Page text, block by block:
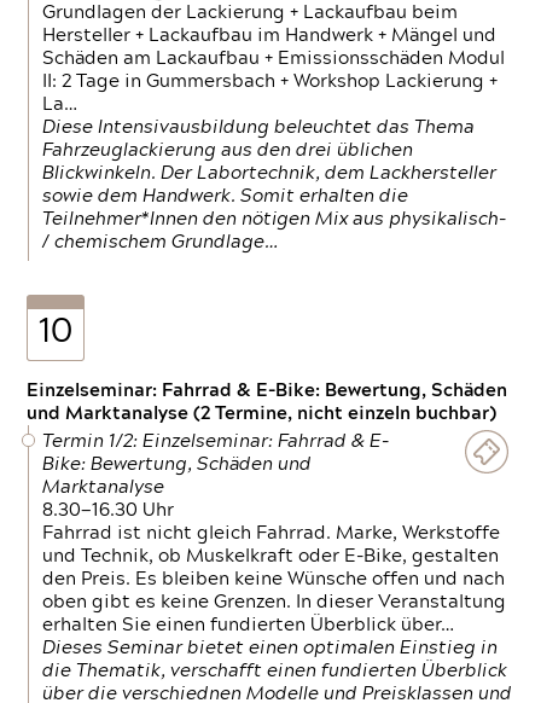
Grundlagen der Lackierung + Lackaufbau beim
Hersteller + Lackaufbau im Handwerk + Mängel und
Schäden am Lackaufbau + Emissionsschäden Modul
II: 2 Tage in Gummersbach + Workshop Lackierung +
La…
Diese Intensivausbildung beleuchtet das Thema
Fahrzeuglackierung aus den drei üblichen
Blickwinkeln. Der Labortechnik, dem Lackhersteller
sowie dem Handwerk. Somit erhalten die
Teilnehmer*Innen den nötigen Mix aus physikalisch-
/ chemischem Grundlage…
10
Einzelseminar: Fahrrad & E-Bike: Bewertung, Schäden
und Marktanalyse (2 Termine, nicht einzeln buchbar)
Termin 1/2: Einzelseminar: Fahrrad & E-
Bike: Bewertung, Schäden und
Marktanalyse
8.30—16.30 Uhr
Fahrrad ist nicht gleich Fahrrad. Marke, Werkstoffe
und Technik, ob Muskelkraft oder E-Bike, gestalten
den Preis. Es bleiben keine Wünsche offen und nach
oben gibt es keine Grenzen. In dieser Veranstaltung
erhalten Sie einen fundierten Überblick über…
Dieses Seminar bietet einen optimalen Einstieg in
die Thematik, verschafft einen fundierten Überblick
über die verschiednen Modelle und Preisklassen und